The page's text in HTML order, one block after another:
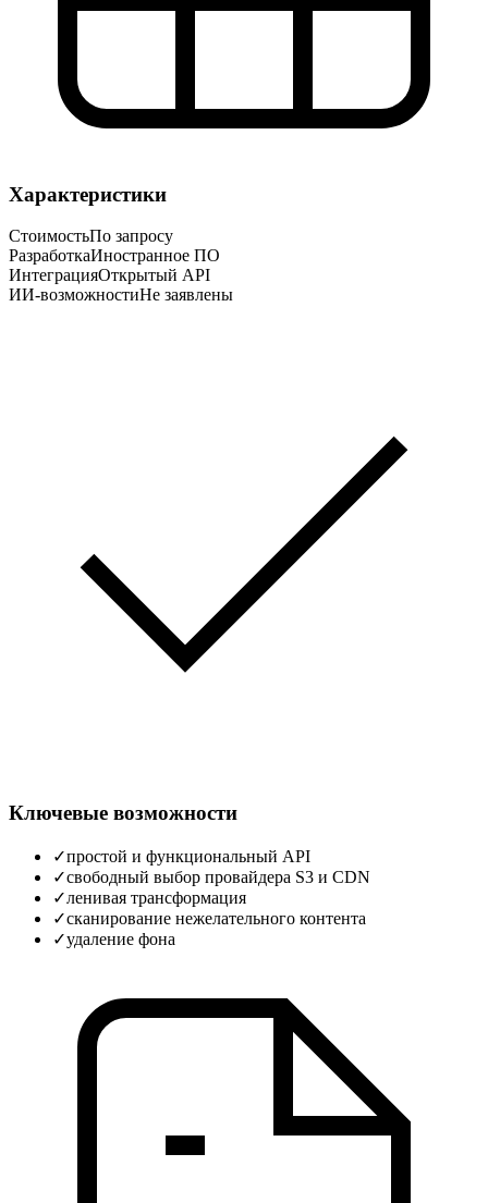
Характеристики
СтоимостьПо запросу
РазработкаИностранное ПО
ИнтеграцияОткрытый API
ИИ-возможностиНе заявлены
Ключевые возможности
✓простой и функциональный API
✓свободный выбор провайдера S3 и CDN
✓ленивая трансформация
✓сканирование нежелательного контента
✓удаление фона